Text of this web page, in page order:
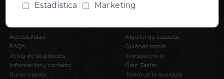
INFORMACIÓN
Accesibilidad
FAQ’s
Venta de localidades
Información y contacto
Punto Violeta
EL IMAE
Alquiler de espacios
Quiénes somos
Transparencia
Gran Teatro
Teatro de la Axerquía
Estadística
Marketing